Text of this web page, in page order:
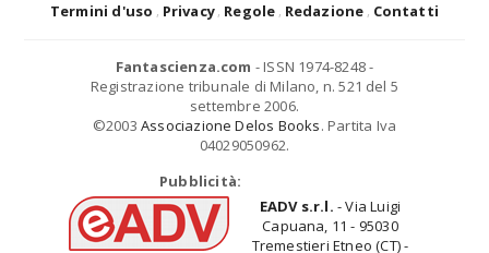
Termini d'uso Privacy Regole Redazione Contatti
Fantascienza.com - ISSN 1974-8248 -
Registrazione tribunale di Milano, n. 521 del 5
settembre 2006.
©2003 Associazione Delos Books. Partita Iva
04029050962.
Pubblicità:
EADV s.r.l. - Via Luigi
Capuana, 11 - 95030
Tremestieri Etneo (CT) -